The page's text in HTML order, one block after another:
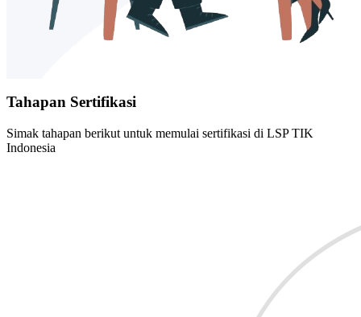
Tahapan Sertifikasi
Simak tahapan berikut untuk memulai sertifikasi di LSP TIK
Indonesia